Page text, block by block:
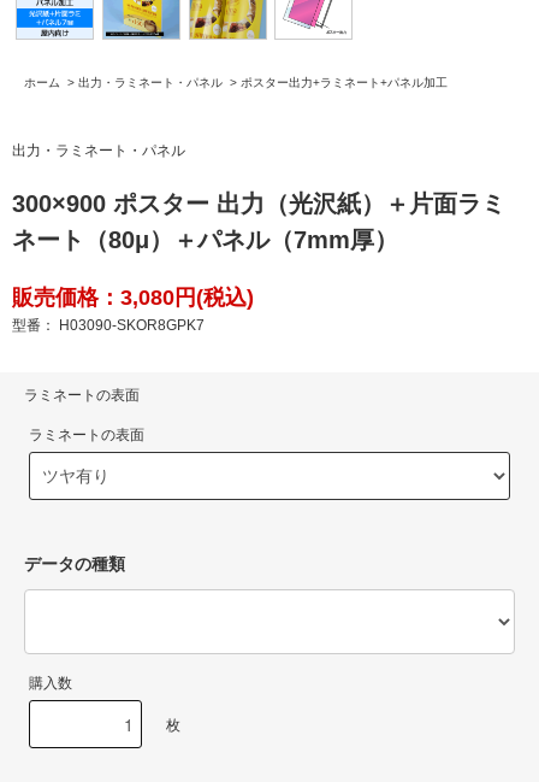
ホーム > 出力・ラミネート・パネル > ポスター出力+ラミネート+パネル加工
出力・ラミネート・パネル
300×900 ポスター 出力（光沢紙）＋片面ラミ
ネート（80μ）＋パネル（7mm厚）
販売価格：3,080円(税込)
型番： H03090-SKOR8GPK7
ラミネートの表面
ラミネートの表面
データの種類
購入数
枚